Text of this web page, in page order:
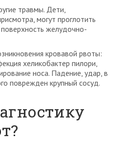
травмы. Дети,
могут проглотить
желудочно-
кровавой рвоты:
хеликобактер пилори,
носа. Падение, удар, в
поврежден крупный сосуд.